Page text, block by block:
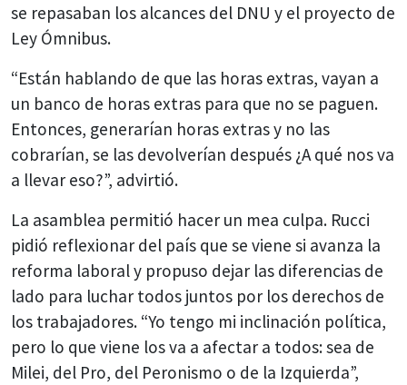
se repasaban los alcances del DNU y el proyecto de
Ley Ómnibus.
“Están hablando de que las horas extras, vayan a
un banco de horas extras para que no se paguen.
Entonces, generarían horas extras y no las
cobrarían, se las devolverían después ¿A qué nos va
a llevar eso?”, advirtió.
La asamblea permitió hacer un mea culpa. Rucci
pidió reflexionar del país que se viene si avanza la
reforma laboral y propuso dejar las diferencias de
lado para luchar todos juntos por los derechos de
los trabajadores. “Yo tengo mi inclinación política,
pero lo que viene los va a afectar a todos: sea de
Milei, del Pro, del Peronismo o de la Izquierda”,